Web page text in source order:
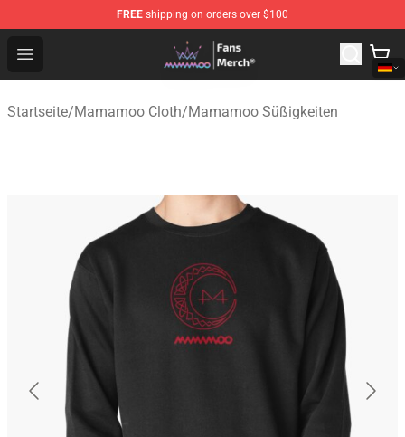
FREE shipping on orders over $100
Open menu
Mamamoo Store - Official Mamamoo Merchandise Shop
Startseite/Mamamoo Cloth/Mamamoo Süßigkeiten